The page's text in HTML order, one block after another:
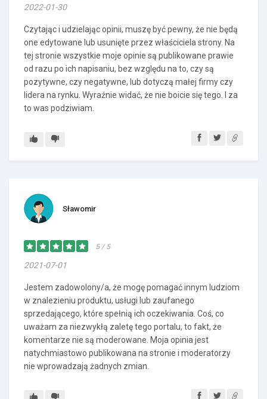
2022-01-30
Czytając i udzielając opinii, muszę być pewny, że nie będą
one edytowane lub usunięte przez właściciela strony. Na
tej stronie wszystkie moje opinie są publikowane prawie
od razu po ich napisaniu, bez względu na to, czy są
pozytywne, czy negatywne, lub dotyczą małej firmy czy
lidera na rynku. Wyraźnie widać, że nie boicie się tego. I za
to was podziwiam.
Sławomir
5 / 5
2021-07-01
Jestem zadowolony/a, że mogę pomagać innym ludziom
w znalezieniu produktu, usługi lub zaufanego
sprzedającego, które spełnią ich oczekiwania. Coś, co
uważam za niezwykłą zaletę tego portalu, to fakt, że
komentarze nie są moderowane. Moja opinia jest
natychmiastowo publikowana na stronie i moderatorzy
nie wprowadzają żadnych zmian.